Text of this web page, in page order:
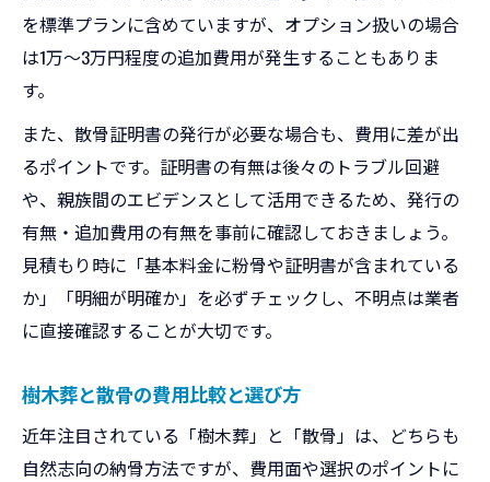
を標準プランに含めていますが、オプション扱いの場合
は1万～3万円程度の追加費用が発生することもありま
す。
また、散骨証明書の発行が必要な場合も、費用に差が出
るポイントです。証明書の有無は後々のトラブル回避
や、親族間のエビデンスとして活用できるため、発行の
有無・追加費用の有無を事前に確認しておきましょう。
見積もり時に「基本料金に粉骨や証明書が含まれている
か」「明細が明確か」を必ずチェックし、不明点は業者
に直接確認することが大切です。
樹木葬と散骨の費用比較と選び方
近年注目されている「樹木葬」と「散骨」は、どちらも
自然志向の納骨方法ですが、費用面や選択のポイントに